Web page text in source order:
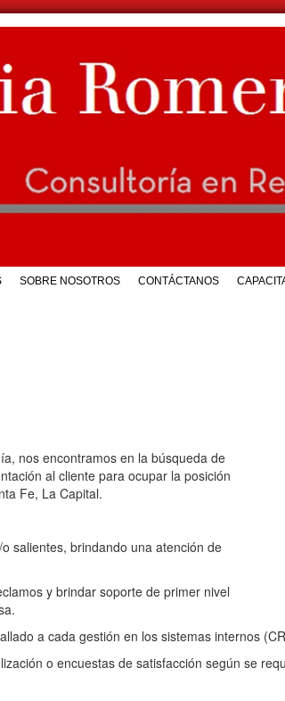
SOBRE NOSOTROS CONTÁCTANOS
nos encontramos en la búsqueda de
al cliente para ocupar la posición
Fe, La Capital.
salientes, brindando una atención de
y brindar soporte de primer nivel
a cada gestión en los sistemas internos
o encuestas de satisfacción según se